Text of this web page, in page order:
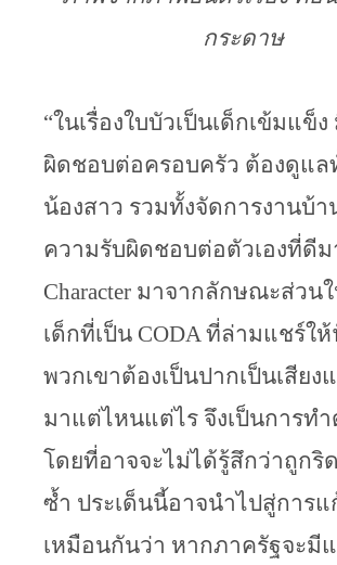
กระดาษ
“ในเรื่องใบบัวเป็นเด็กเข้มแข็
ผิดชอบต่อครอบครัว ต้องดูแล
น้องสาว รวมทั้งจัดการงานบ้
ความรับผิดชอบต่อตัวเองที่ดีม
Character มาจากลักษณะส่วน
เด็กที่เป็น CODA ที่ล่ามแชร์ให้
พวกเขาต้องเป็นปากเป็นเสีย
มาแต่ไหนแต่ไร จึงเป็นการทำ
โดยที่อาจจะไม่ได้รู้สึกว่าถูกริ
ซ้ำ ประเด็นนี้อาจนำไปสู่การ
เหมือนกันว่า หากภาครัฐจะมี